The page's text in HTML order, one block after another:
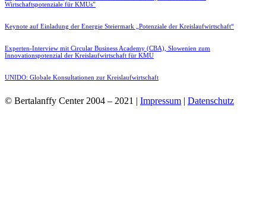
Wirtschaftspotenziale für KMUs”
Keynote auf Einladung der Energie Steiermark „Potenziale der Kreislaufwirtschaft“
Experten-Interview mit Circular Business Academy (CBA), Slowenien zum
Innovationspotenzial der Kreislaufwirtschaft für KMU
UNIDO: Globale Konsultationen zur Kreislaufwirtschaft
© Bertalanffy Center 2004 – 2021 | Impressum | Datenschutz